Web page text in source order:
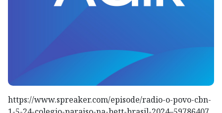
https://www.spreaker.com/episode/radio-o-povo-cbn-